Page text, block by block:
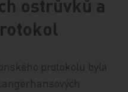
ostrůvků a
protokolu byla